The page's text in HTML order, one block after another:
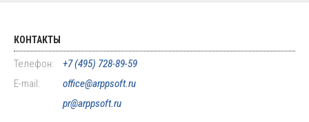
КОНТАКТЫ
Телефон:
+7 (495) 728-89-59
E-mail:
office@arppsoft.ru
pr@arppsoft.ru